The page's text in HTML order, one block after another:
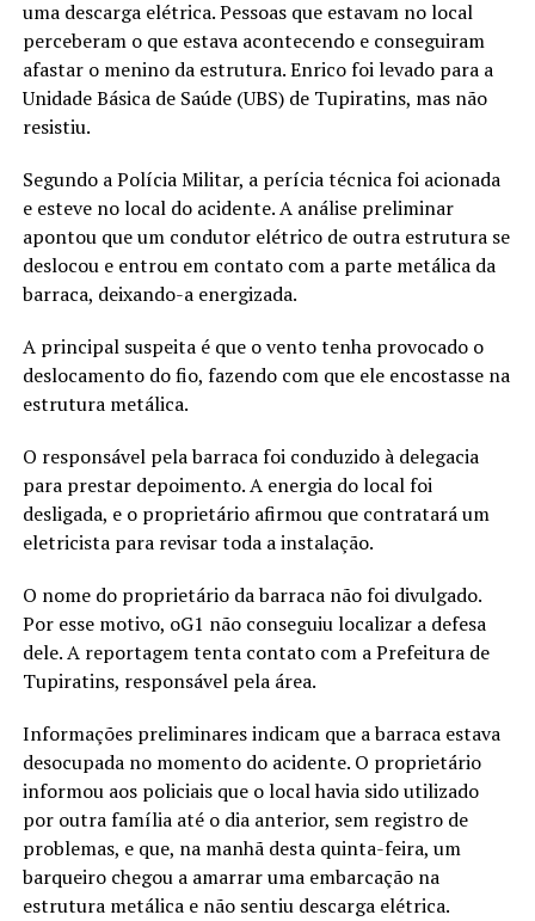
uma descarga elétrica. Pessoas que estavam no local
perceberam o que estava acontecendo e conseguiram
afastar o menino da estrutura. Enrico foi levado para a
Unidade Básica de Saúde (UBS) de Tupiratins, mas não
resistiu.
Segundo a Polícia Militar, a perícia técnica foi acionada
e esteve no local do acidente. A análise preliminar
apontou que um condutor elétrico de outra estrutura se
deslocou e entrou em contato com a parte metálica da
barraca, deixando-a energizada.
A principal suspeita é que o vento tenha provocado o
deslocamento do fio, fazendo com que ele encostasse na
estrutura metálica.
O responsável pela barraca foi conduzido à delegacia
para prestar depoimento. A energia do local foi
desligada, e o proprietário afirmou que contratará um
eletricista para revisar toda a instalação.
O nome do proprietário da barraca não foi divulgado.
Por esse motivo, oG1 não conseguiu localizar a defesa
dele. A reportagem tenta contato com a Prefeitura de
Tupiratins, responsável pela área.
Informações preliminares indicam que a barraca estava
desocupada no momento do acidente. O proprietário
informou aos policiais que o local havia sido utilizado
por outra família até o dia anterior, sem registro de
problemas, e que, na manhã desta quinta-feira, um
barqueiro chegou a amarrar uma embarcação na
estrutura metálica e não sentiu descarga elétrica.